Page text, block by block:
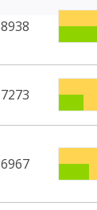
8938
7273
6967